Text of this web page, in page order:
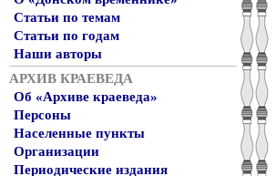
Статьи по темам
Статьи по годам
Наши авторы
АРХИВ КРАЕВЕДА
Об «Архиве краеведа»
Персоны
Населенные пункты
Организации
Периодические издания